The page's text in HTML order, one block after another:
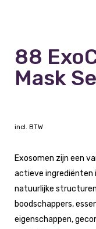
88
Mask
incl. BTW
Exosomen zijn een
actieve ingrediënten
natuurlijke
boodschappers,
eigenschappen,